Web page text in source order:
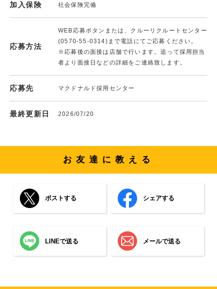
加入保険 社会保険完備
応募方法
WEB応募ボタンまたは、クルーリクルートセンター
(0570-55-0314)まで電話にてご応募ください。
※応募後の面接は店舗で行います。追って採用担当
者より面接日などの詳細をご連絡致します。
応募先 マクドナルド採用センター
最終更新日 2026/07/20
お友達に教える
ポストする シェアする
LINEで送る メールで送る